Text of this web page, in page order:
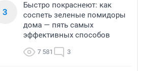
3
Быстро покраснеют: как
соспеть зеленые помидоры
дома — пять самых
эффективных способов
7 581 3